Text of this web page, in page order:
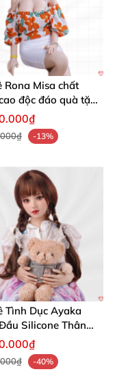
Rona Misa chất
độc đáo quà tặng
-13%
Tình Dục Ayaka
Silicone Thân
Xắn Mua Ngay
-40%